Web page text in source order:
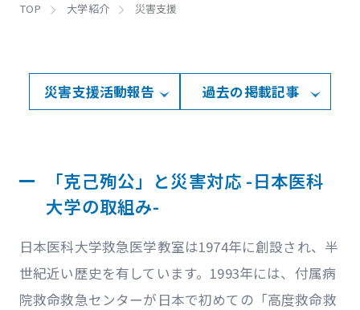
TOP 大学紹介 災害支援
災害支援活動報告 過去の掲載記事
「克己殉公」と災害対応 -日本医科
大学の取組み-
日本医科大学救急医学教室は1974年に創設され、半
世紀近い歴史を有しています。1993年には、付属病
院救命救急センターが日本で初めての「高度救命救